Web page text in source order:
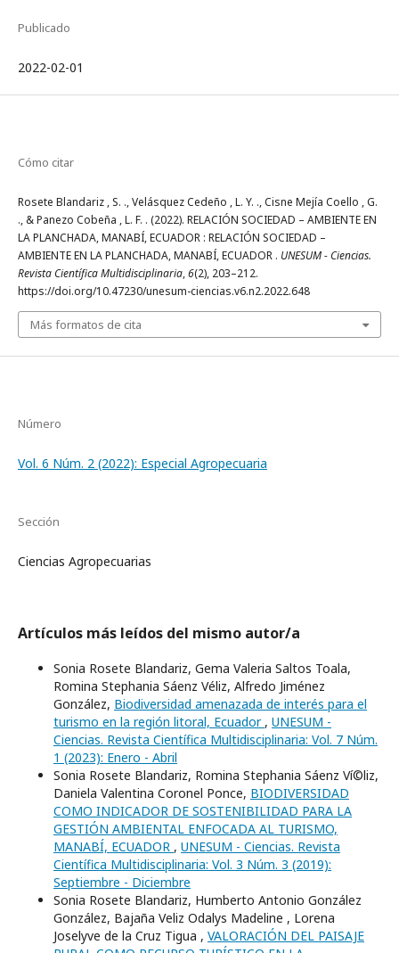
Publicado
2022-02-01
Cómo citar
Rosete Blandariz , S. ., Velásquez Cedeño , L. Y. ., Cisne Mejía Coello , G.
., & Panezo Cobeña , L. F. . (2022). RELACIÓN SOCIEDAD – AMBIENTE EN
LA PLANCHADA, MANABÍ, ECUADOR : RELACIÓN SOCIEDAD –
AMBIENTE EN LA PLANCHADA, MANABÍ, ECUADOR . UNESUM - Ciencias.
Revista Científica Multidisciplinaria,6(2), 203–212.
https://doi.org/10.47230/unesum-ciencias.v6.n2.2022.648
Más formatos de cita
Número
Vol. 6 Núm. 2 (2022): Especial Agropecuaria
Sección
Ciencias Agropecuarias
Artículos más leídos del mismo autor/a
Sonia Rosete Blandariz, Gema Valeria Saltos Toala,
Romina Stephania Sáenz Véliz, Alfredo Jiménez
González, Biodiversidad amenazada de interés para el
turismo en la región litoral, Ecuador , UNESUM -
Ciencias. Revista Científica Multidisciplinaria: Vol. 7 Núm.
1 (2023): Enero - Abril
Sonia Rosete Blandariz, Romina Stephania Sáenz Ví©liz,
Daniela Valentina Coronel Ponce, BIODIVERSIDAD
COMO INDICADOR DE SOSTENIBILIDAD PARA LA
GESTIÓN AMBIENTAL ENFOCADA AL TURISMO,
MANABÍ, ECUADOR , UNESUM - Ciencias. Revista
Científica Multidisciplinaria: Vol. 3 Núm. 3 (2019):
Septiembre - Diciembre
Sonia Rosete Blandariz, Humberto Antonio González
González, Bajaña Veliz Odalys Madeline , Lorena
Joselyve de la Cruz Tigua , VALORACIÓN DEL PAISAJE